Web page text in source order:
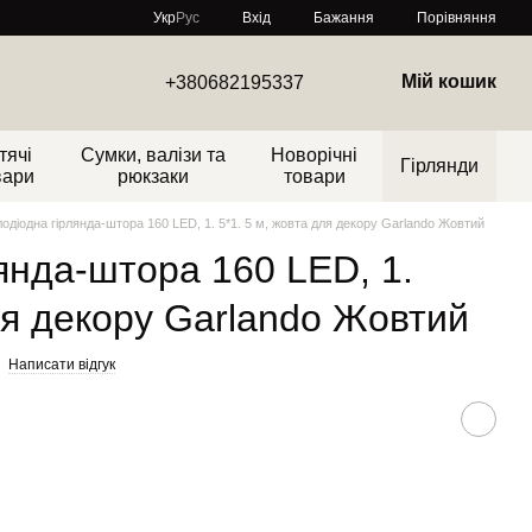
УкрРус Вхід Бажання Порівняння
+380682195337 Мій кошик
Сумки, валізи та
рюкзаки
Новорічні
товари
Гірлянди
гірлянда-штора 160 LED, 1. 5*1. 5 м, жовта для декору Garlando Жовтий
штора 160 LED, 1.
декору Garlando Жовтий
Написати відгук